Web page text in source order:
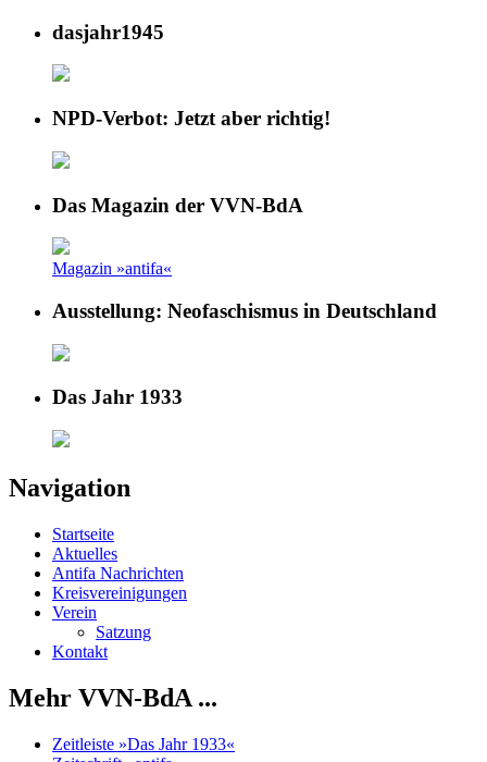
dasjahr1945
NPD-Verbot: Jetzt aber richtig!
Das Magazin der VVN-BdA
Magazin »antifa«
Ausstellung: Neofaschismus in Deutschland
Das Jahr 1933
Navigation
Startseite
Aktuelles
Antifa Nachrichten
Kreisvereinigungen
Verein
Satzung
Kontakt
Mehr VVN-BdA ...
Zeitleiste »Das Jahr 1933«